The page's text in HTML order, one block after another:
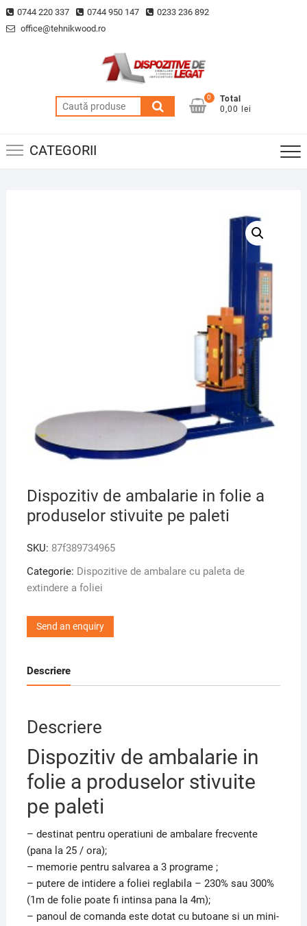
Skip
to
0744 220 337 0744 950 147
0233 236 892
office@tehnikwood.ro
Caută
după:
0
Total
0,00 lei
CATEGORII
Dispozitiv de ambalarie in folie a
produselor stivuite pe paleti
SKU: 87f389734965
Categorie: Dispozitive de ambalare cu paleta de
extindere a foliei
Send an enquiry
Descriere
Descriere
Dispozitiv de ambalarie in
folie a produselor stivuite
pe paleti
– destinat pentru operatiuni de ambalare frecvente
(pana la 25 / ora);
– memorie pentru salvarea a 3 programe ;
– putere de intidere a foliei reglabila – 230% sau 300%
(1m de folie poate fi intinsa pana la 4m);
– panoul de comanda este dotat cu butoane si un mini-